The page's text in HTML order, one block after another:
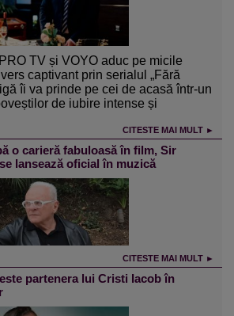
TV și VOYO aduc pe micile
captivant prin serialul „Fără
îi va prinde pe cei de acasă într-un
de iubire intense și
CITESTE MAI MULT ►
o carieră fabuloasă în film, Sir
lansează oficial în muzică
CITESTE MAI MULT ►
partenera lui Cristi Iacob în